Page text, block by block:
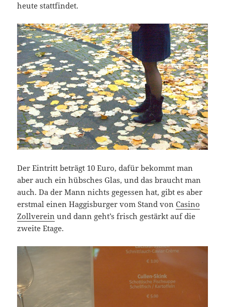
heute stattfindet.
Der Eintritt beträgt 10 Euro, dafür bekommt man
aber auch ein hübsches Glas, und das braucht man
auch. Da der Mann nichts gegessen hat, gibt es aber
erstmal einen Haggisburger vom Stand vonCasino
Zollverein und dann geht’s frisch gestärkt auf die
zweite Etage.